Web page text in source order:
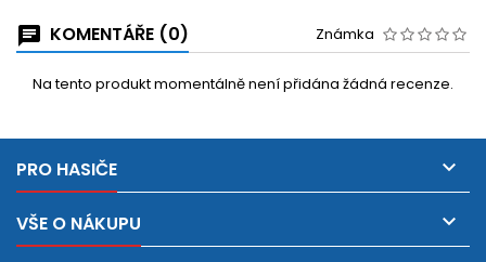
KOMENTÁŘE (0) Známka
Na tento produkt momentálně není přidána žádná recenze.
PRO HASIČE 
VŠE O NÁKUPU 